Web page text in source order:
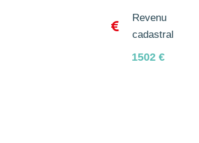

Revenu
cadastral
1502€